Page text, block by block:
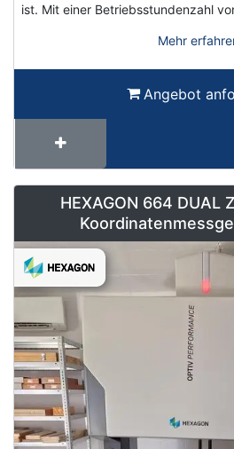
ist. Mit einer Betriebsstundenzahl
Mehr
Angebot
HEXAGON 664 DUAL